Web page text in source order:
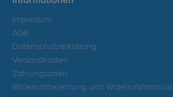
Impressum
AGB
Datenschutzerklärung
Versandkosten
Zahlungsarten
Widerrufsbelehrung und Widerrufsformular